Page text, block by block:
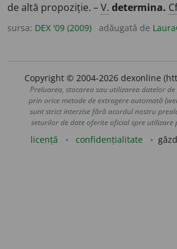
de altă propoziție. –V. determina.
sursa: DEX '09 (2009) adăugată de
Copyright © 2004-2026 dexonline
Preluarea, stocarea sau utilizarea datelor de
prin orice metode de extragere automată
sunt strict interzise fără acordul nostru
seturilor de date oferite oficial spre utilizare
licență confidențialitate